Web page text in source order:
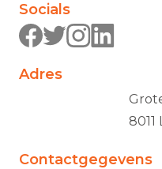
Socials
Adres
8011
Contactgegevens